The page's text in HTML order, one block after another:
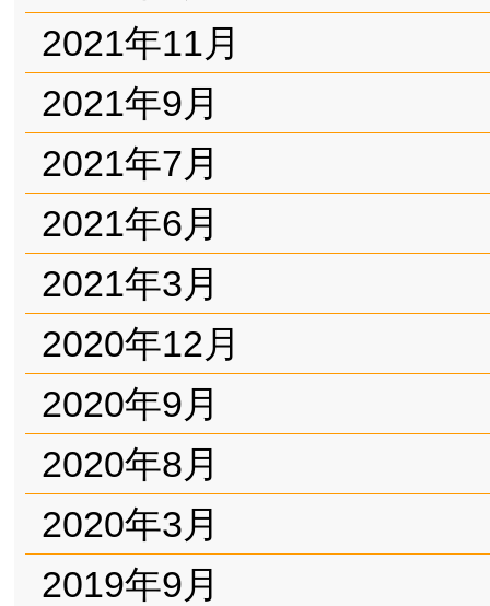
2021年11月
2021年9月
2021年7月
2021年6月
2021年3月
2020年12月
2020年9月
2020年8月
2020年3月
2019年9月